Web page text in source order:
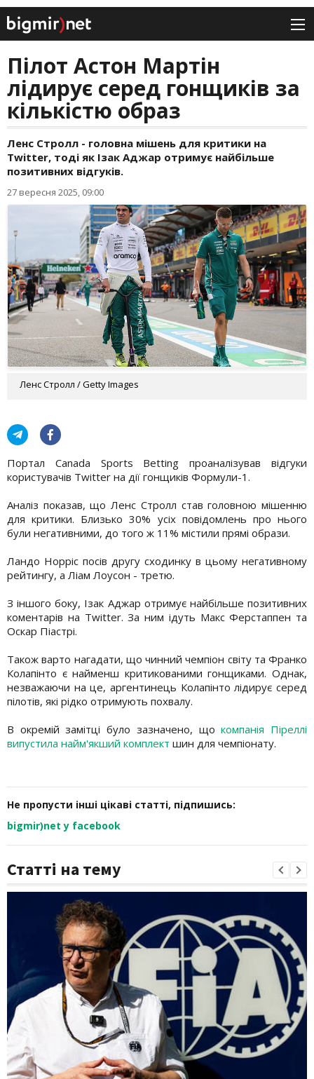
Пілот Астон Мартін
лідирує серед гонщиків за
кількістю образ
Ленс Стролл - головна мішень для критики на
Twitter, тоді як Ізак Аджар отримує найбільше
позитивних відгуків.
27 вересня 2025, 09:00
Ленс Стролл / Getty Images
Портал Canada Sports Betting проаналізував відгуки
користувачів Twitter на дії гонщиків Формули-1.
Аналіз показав, що Ленс Стролл став головною мішенню
для критики. Близько 30% усіх повідомлень про нього
були негативними, до того ж 11% містили прямі образи.
Ландо Норріс посів другу сходинку в цьому негативному
рейтингу, а Ліам Лоусон - третю.
З іншого боку, Ізак Аджар отримує найбільше позитивних
коментарів на Twitter. За ним ідуть Макс Ферстаппен та
Оскар Піастрі.
Також варто нагадати, що чинний чемпіон світу та Франко
Колапінто є найменш критикованими гонщиками. Однак,
незважаючи на це, аргентинець Колапінто лідирує серед
пілотів, які рідко отримують похвалу.
В окремій замітці було зазначено, щокомпанія Піреллі
випустила найм'якший комплект шин для чемпіонату.
Не пропусти інші цікаві статті, підпишись:
bigmir)net у facebook
Статті на тему